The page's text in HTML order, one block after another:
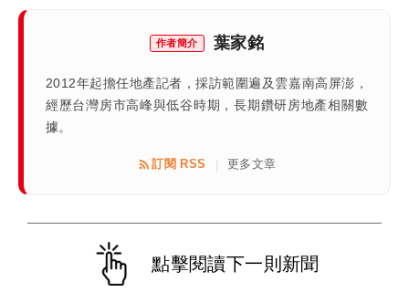
作者簡介 葉家銘
2012年起擔任地產記者，採訪範圍遍及雲嘉南高屏澎，
經歷台灣房市高峰與低谷時期，長期鑽研房地產相關數
據。
訂閱 RSS 更多文章
點擊閱讀下一則新聞